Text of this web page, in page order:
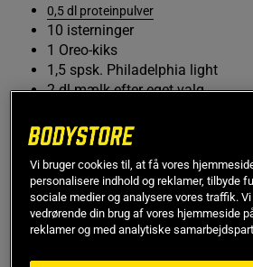
0,5 dl proteinpulver
10 isterninger
1 Oreo-kiks
1,5 spsk. Philadelphia light
2 dl mælk efter eget valg
Oreo-kiks eller Mini Oreo-kiks
Chokoladesauce (topping)
Næringsværdi
Per shake (ex. topping)
Kulhydrater1 g
Vi bruger cookies til, at få vores
personalisere indhold og reklamer, tilbyde
sociale medier og analysere vores traffik.
vedrørende din brug af vores hjemmeside
reklamer og med analytiske